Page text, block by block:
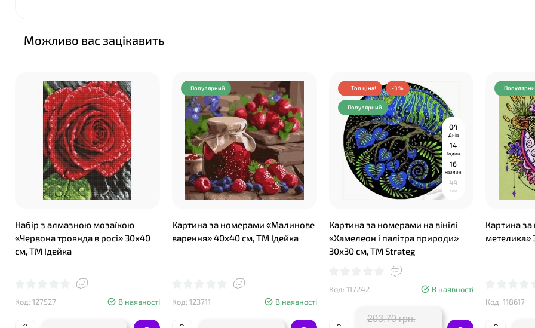
Можливо вас зацікавить
Набір з алмазною мозаїкою
«Червона троянда в росі» 30х40
см, ТМ Ідейка
Код: 127527 В наявності
Популярний
Картина за номерами «Малинове
варення» 40х40 см, ТМ Ідейка
Код: 123711 В наявності
Топ ціна! -3 %
Популярний
04
Днів
14
Годин
16
хвилин
43
сек
Картина за номерами на вінілі
«Хамелеон і палітра природи»
30х30 см, ТМ Strateg
Код: 117242 В наявності
203.70 грн.
Картина
метелика»
Код: 118617